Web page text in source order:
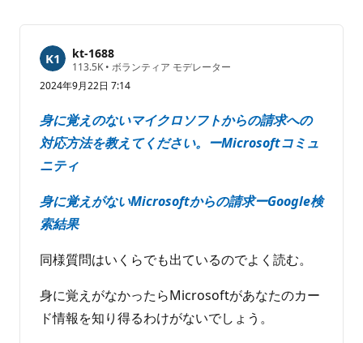
ま
んkt-1688
113.5K 評
価
の
イ
ン
ト
• ボランティア モデレーター
2024年9月22日 7:14
身に覚えのないマイクロソフトからの請求への
対応方法を教えてください。ーMicrosoftコミュ
ニティ
身に覚えがないMicrosoftからの請求ーGoogle検
索結果
同様質問はいくらでも出ているのでよく読む。
身に覚えがなかったらMicrosoftがあなたのカー
ド情報を知り得るわけがないでしょう。